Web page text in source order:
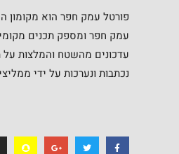
פורטל עמק חפר הוא מקומון
עמק חפר ומספק תכנים
עדכונים מהשטח והמלצות
נכתבות ונערכות על ידי